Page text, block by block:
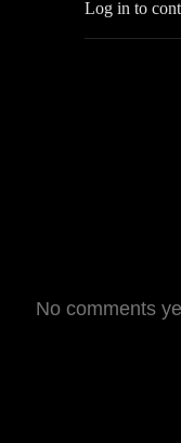
Log in to
No comments